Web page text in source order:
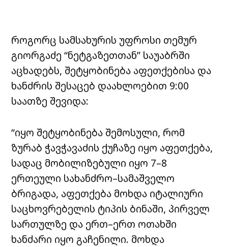
როგორც სამსახურის უფროსი თემურ
გიორგაძე “ნეტგაზეთთან” საუაბრში
აცხადებს, შეტყობინება აფეთქებისა და
ხანძრის შესაცებ დაახლოებით 9:00
საათზე შევიდა:
“იყო შეტყობინება შემოსული, რომ
ზურაბ ჭავჭავაძის ქუჩაზე იყო აფეთქება,
სადაც მობილიზებული იყო 7–8
ერთეული სახანძრო–სამაშველო
ბრიგადა, აფეთქება მოხდა იტალიური
საცხოვრებელის ტიპის ბინაში, პირველ
სართულზე და ერთ–ერთ ოთახში
ხანძარი იყო გაჩენილი. მოხდა